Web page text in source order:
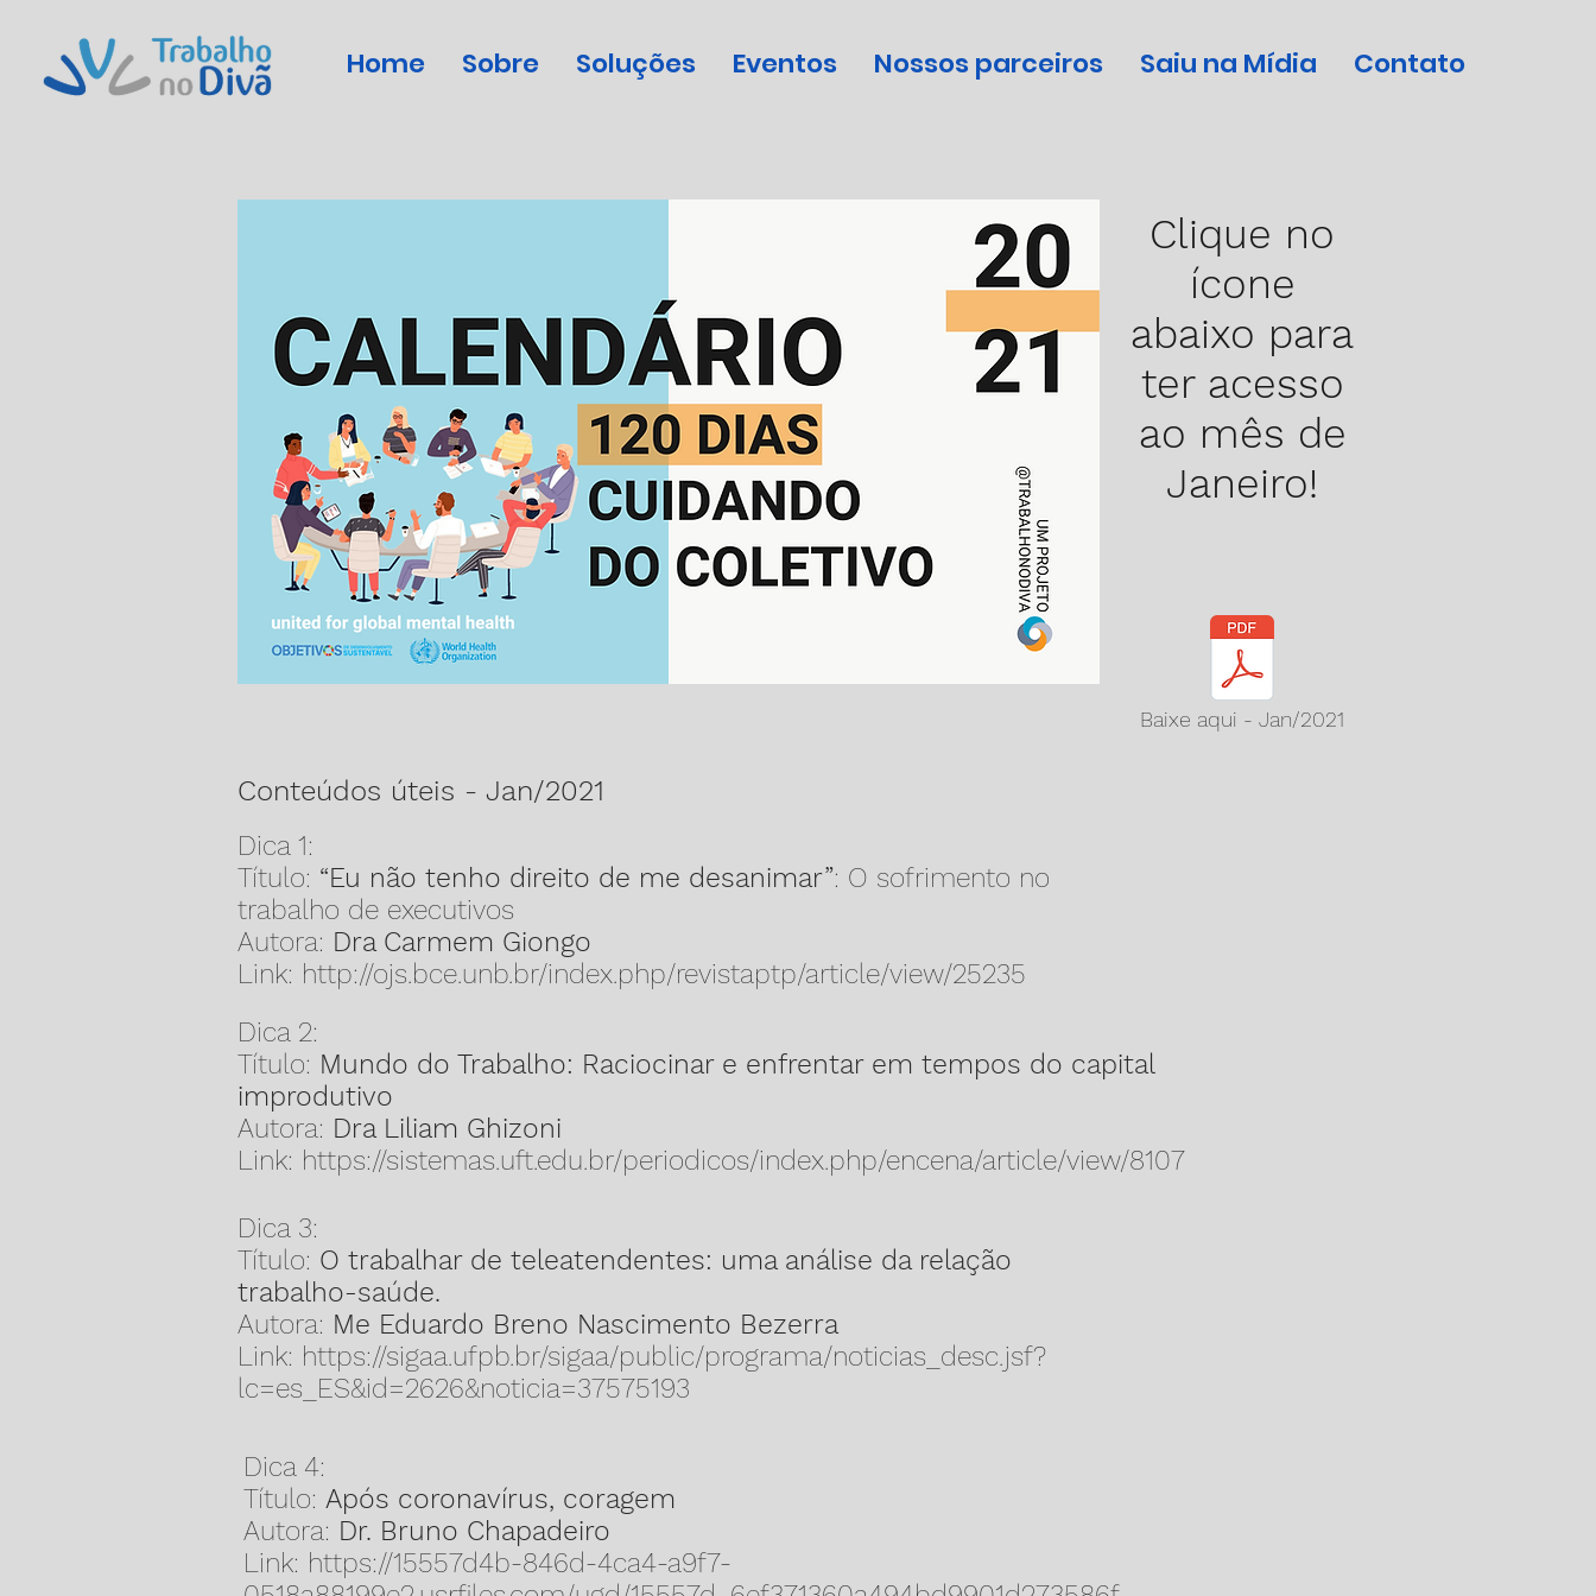
Home Sobre Soluções Eventos Nossos parceiros Saiu na Mídia Contato
Clique no
ícone
abaixo para
ter acesso
ao mês de
Janeiro!
Baixe aqui - Jan/2021
Conteúdos úteis - Jan/2021
Dica 1:
Título: “Eu não tenho direito de me desanimar”: O sofrimento no
trabalho de executivos
Autora: Dra Carmem Giongo
Link: http://ojs.bce.unb.br/index.php/revistaptp/article/view/25235
Dica 2:
Título: Mundo do Trabalho: Raciocinar e enfrentar em tempos do capital
improdutivo
Autora: Dra Liliam Ghizoni
Link: https://sistemas.uft.edu.br/periodicos/index.php/encena/article/view/8107
Dica 3:
Título: O trabalhar de teleatendentes: uma análise da relação
trabalho-saúde.
Autora: Me Eduardo Breno Nascimento Bezerra
Link: https://sigaa.ufpb.br/sigaa/public/programa/noticias_desc.jsf?
lc=es_ES&id=2626&noticia=37575193
Dica 4:
Título: Após coronavírus, coragem
Autora: Dr. Bruno Chapadeiro
Link: https://15557d4b-846d-4ca4-a9f7-